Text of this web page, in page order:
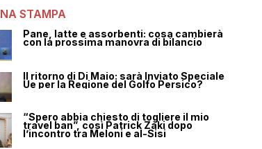
STAMPA
Pane, latte e assorbenti: cosa cambierà
con la prossima manovra di bilancio
Il ritorno di Di Maio: sarà Inviato Speciale
Ue per la Regione del Golfo Persico?
“Spero abbia chiesto di togliere il mio
travel ban”, così Patrick Zaki dopo
l’incontro tra Meloni e al-Sisi